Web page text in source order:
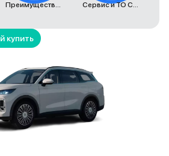
Преимущества автомобилей Chery Сервис и ТО Chery
купить